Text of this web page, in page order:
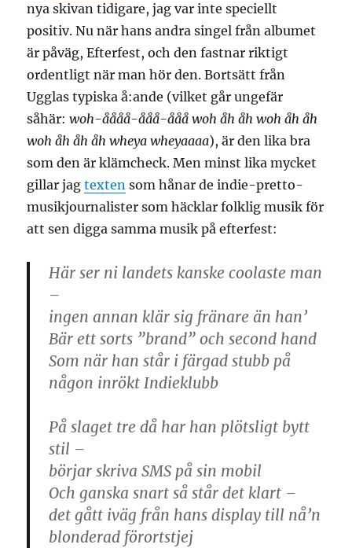
nya skivan tidigare, jag var inte speciellt
positiv. Nu när hans andra singel från albumet
är påväg, Efterfest, och den fastnar riktigt
ordentligt när man hör den. Bortsätt från
Ugglas typiska å:ande (vilket går ungefär
såhär:woh-åååå-ååå-ååå woh åh åh woh åh åh
woh åh åh åh wheya wheyaaaa), är den lika bra
som den är klämcheck. Men minst lika mycket
gillar jagtexten som hånar de indie-pretto-
musikjournalister som häcklar folklig musik för
att sen digga samma musik på efterfest:
Här ser ni landets kanske coolaste man
–
ingen annan klär sig fränare än han’
Bär ett sorts ”brand” och second hand
Som när han står i färgad stubb på
någon inrökt Indieklubb
På slaget tre då har han plötsligt bytt
stil –
börjar skriva SMS på sin mobil
Och ganska snart så står det klart –
det gått iväg från hans display till nå’n
blonderad förortstjej